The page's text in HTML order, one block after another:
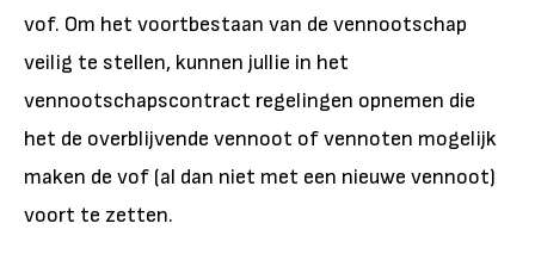
vof. Om het voortbestaan van de vennootschap
veilig te stellen, kunnen jullie in het
vennootschapscontract regelingen opnemen die
het de overblijvende vennoot of vennoten mogelijk
maken de vof (al dan niet met een nieuwe vennoot)
voort te zetten.